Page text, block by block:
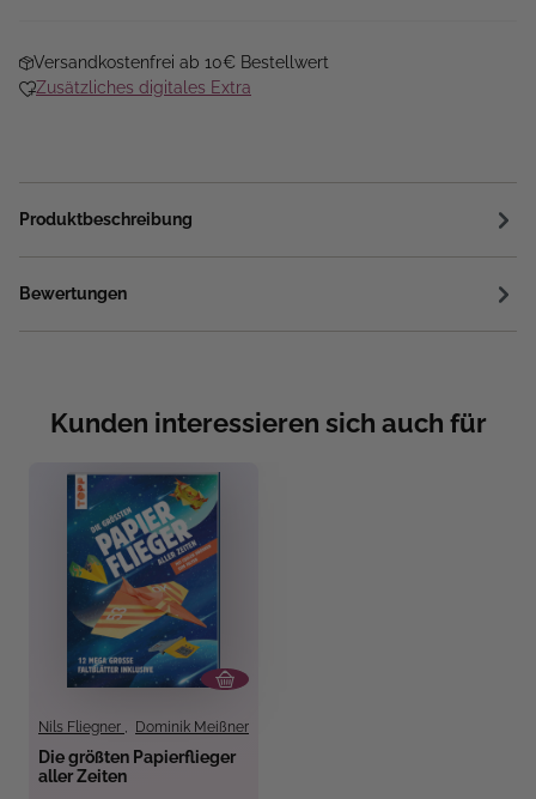
Versandkostenfrei ab 10€ Bestellwert
Zusätzliches digitales Extra
Produktbeschreibung
Bewertungen
Kunden interessieren sich auch für
Nils Fliegner , Dominik Meißner
Die größten Papierflieger
aller Zeiten